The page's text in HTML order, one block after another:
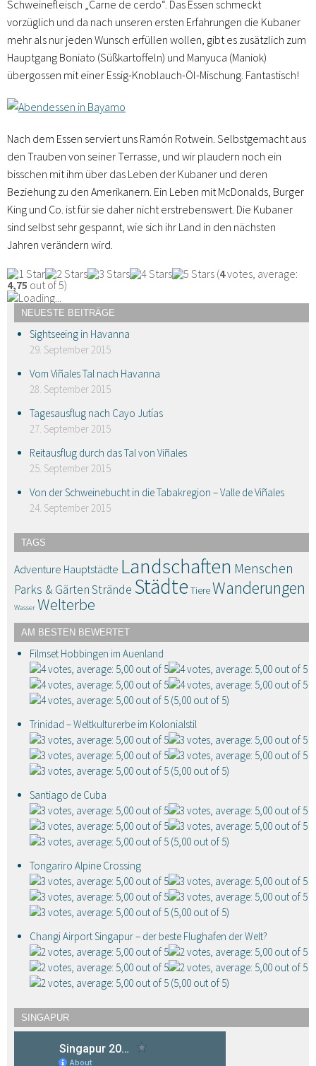
Schweinefleisch „Carne de cerdo“. Das Essen schmeckt
vorzüglich und da nach unseren ersten Erfahrungen die Kubaner
mehr als nur jeden Wunsch erfüllen wollen, gibt es zusätzlich zum
Hauptgang Boniato (Süßkartoffeln) und Manyuca (Maniok)
übergossen mit einer Essig-Knoblauch-Öl-Mischung. Fantastisch!
Nach dem Essen serviert uns Ramón Rotwein. Selbstgemacht aus
den Trauben von seiner Terrasse, und wir plaudern noch ein
bisschen mit ihm über das Leben der Kubaner und deren
Beziehung zu den Amerikanern. Ein Leben mit McDonalds, Burger
King und Co. ist für sie daher nicht erstrebenswert. Die Kubaner
sind selbst sehr gespannt, wie sich ihr Land in den nächsten
Jahren verändern wird.
(4votes, average:
4,75 out of 5)
Loading...
NEUESTE BEITRÄGE
Sightseeing in Havanna
29. September 2015
Vom Viñales Tal nach Havanna
28. September 2015
Tagesausflug nach Cayo Jutías
27. September 2015
Reitausflug durch das Tal von Viñales
25. September 2015
Von der Schweinebucht in die Tabakregion – Valle de Viñales
24. September 2015
TAGS
Adventure Hauptstädte Landschaften Menschen
Parks & GärtenStrände Städte TiereWanderungen
Wasser Welterbe
AM BESTEN BEWERTET
Filmset Hobbingen im Auenland
(5,00 out of 5)
Trinidad – Weltkulturerbe im Kolonialstil
(5,00 out of 5)
Santiago de Cuba
(5,00 out of 5)
Tongariro Alpine Crossing
(5,00 out of 5)
Changi Airport Singapur – der beste Flughafen der Welt?
(5,00 out of 5)
SINGAPUR